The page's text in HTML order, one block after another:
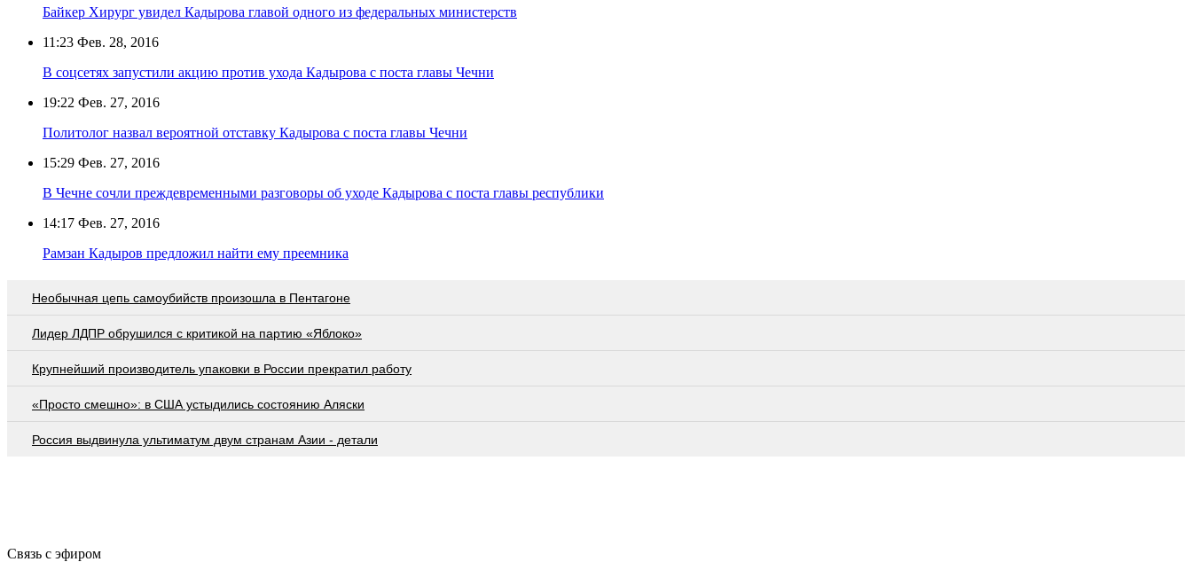
Байкер Хирург увидел Кадырова главой одного из федеральных министерств
11:23 Фев. 28, 2016
В соцсетях запустили акцию против ухода Кадырова с поста главы Чечни
19:22 Фев. 27, 2016
Политолог назвал вероятной отставку Кадырова с поста главы Чечни
15:29 Фев. 27, 2016
В Чечне сочли преждевременными разговоры об уходе Кадырова с поста главы республики
14:17 Фев. 27, 2016
Рамзан Кадыров предложил найти ему преемника
Необычная цепь самоубийств произошла в Пентагоне
Лидер ЛДПР обрушился с критикой на партию «Яблоко»
Крупнейший производитель упаковки в России прекратил работу
«Просто смешно»: в США устыдились состоянию Аляски
Россия выдвинула ультиматум двум странам Азии - детали
Связь с эфиром